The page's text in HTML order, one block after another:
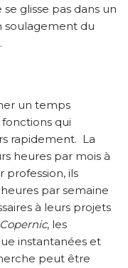
glisse pas dans un
soulagement du
un temps
qui
rapidement. La
heures par mois à
profession, ils
par semaine
à leurs projets
Copernic, les
instantanées et
peut être